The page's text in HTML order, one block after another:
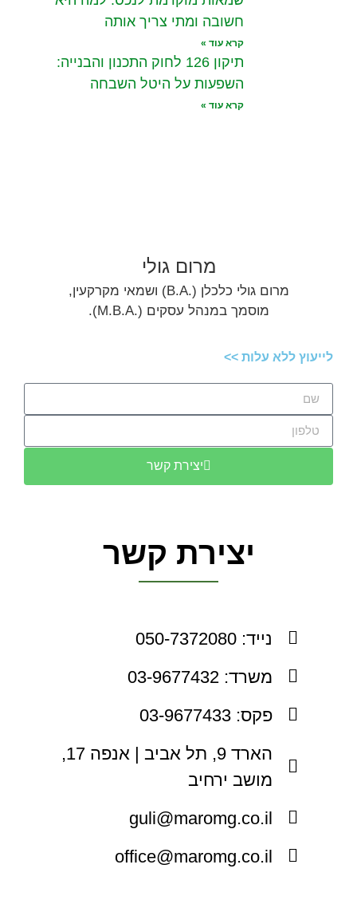
חשובה ומתי צריך אותה
קרא עוד »
תיקון 126 לחוק התכנון והבנייה:
השפעות על היטל השבחה
קרא עוד »
מרום גולי
מרום גולי כלכלן (.B.A) ושמאי מקרקעין,
מוסמך במנהל עסקים (.M.B.A).
לייעוץ ללא עלות >>
יצירת קשר
יצירת קשר
נייד: 050-7372080
משרד: 03-9677432
פקס: 03-9677433
הארד 9, תל אביב | אנפה 17,
מושב ירחיב
guli@maromg.co.il
office@maromg.co.il